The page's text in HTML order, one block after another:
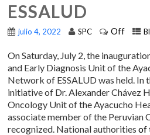
ESSALUD
julio 4, 2022 SPC Off
On Saturday, July 2, the
and Early Diagnosis Unit of the
Network of ESSALUD was held. In
initiative of Dr. Alexander Chávez
Oncology Unit of the Ayacucho
associate member of the Peruvian
recognized. National authoritiesof